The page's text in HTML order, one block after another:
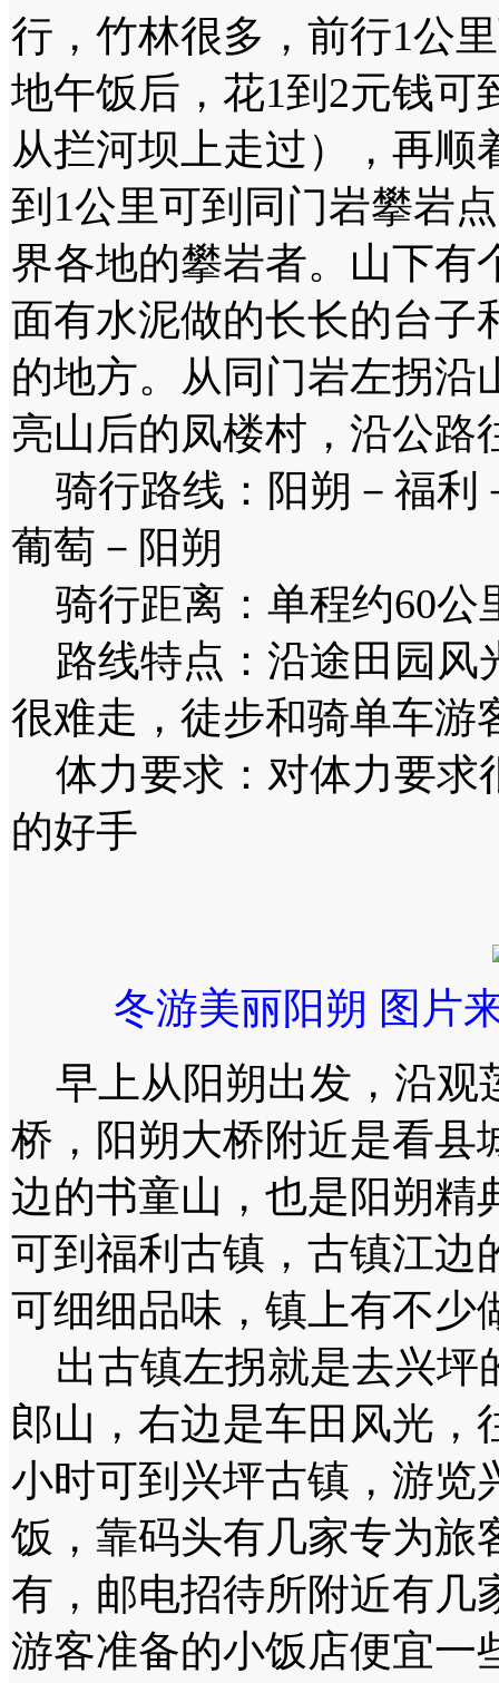
行，竹林很多，前行1公
地午饭后，花1到2元钱
从拦河坝上走过），再顺
到1公里可到同门岩攀岩
界各地的攀岩者。山下有
面有水泥做的长长的台子
的地方。从同门岩左拐沿
亮山后的凤楼村，沿公路
骑行路线：阳朔－福利
葡萄－阳朔
骑行距离：单程约60公
路线特点：沿途田园风
很难走，徒步和骑单车游
体力要求：对体力要求
的好手
冬游美丽阳朔 图片
早上从阳朔出发，沿观
桥，阳朔大桥附近是看县
边的书童山，也是阳朔精
可到福利古镇，古镇江边
可细细品味，镇上有不少
出古镇左拐就是去兴坪
郎山，右边是车田风光，
小时可到兴坪古镇，游览
饭，靠码头有几家专为旅
有，邮电招待所附近有几
游客准备的小饭店便宜一